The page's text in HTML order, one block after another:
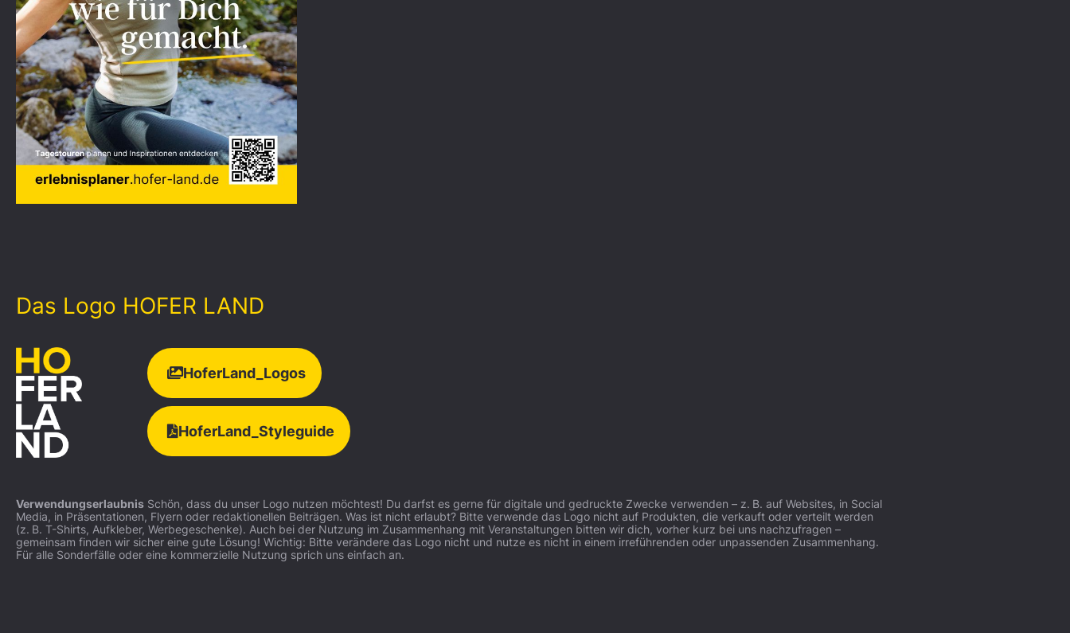
Das Logo HOFER LAND
HoferLand_Logos
HoferLand_Styleguide
Verwendungserlaubnis Schön, dass du unser Logo nutzen möchtest! Du darfst es gerne für digitale und gedruckte Zwecke verwenden – z. B. auf Websites, in Social
Media, in Präsentationen, Flyern oder redaktionellen Beiträgen. Was ist nicht erlaubt? Bitte verwende das Logo nicht auf Produkten, die verkauft oder verteilt werden
(z. B. T-Shirts, Aufkleber, Werbegeschenke). Auch bei der Nutzung im Zusammenhang mit Veranstaltungen bitten wir dich, vorher kurz bei uns nachzufragen –
gemeinsam finden wir sicher eine gute Lösung! Wichtig: Bitte verändere das Logo nicht und nutze es nicht in einem irreführenden oder unpassenden Zusammenhang.
Für alle Sonderfälle oder eine kommerzielle Nutzung sprich uns einfach an.